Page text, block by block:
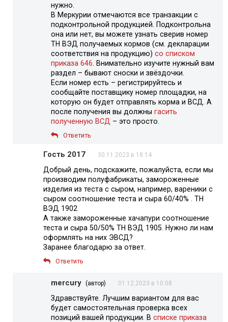
нужно.
В Меркурии отмечаются все транзакции с
подконтрольной продукцией. Подконтрольна
она или нет, вы можете узнать сверив номер
ТН ВЭД получаемых кормов (см. декларации
соответствия на продукцию) со списком
приказа 646 . Внимательно изучите нужный вам
раздел – бывают сноски и звёздочки.
Если номер есть – регистрируйтесь и
сообщайте поставщику номер площадки, на
которую он будет отправлять корма и ВСД. А
после получения вы должны гасить
полученную ВСД – это просто.
Ответить
Гость 2017 30.11.2023 в 18:14
Добрый день, подскажите, пожалуйста, если мы
производим полуфабрикаты, замороженные
изделия из теста с сыром, например, вареники с
сыром соотношение теста и сыра 60/40% . ТН
ВЭД 1902
А также замороженные хачапури соотношение
теста и сыра 50/50% ТН ВЭД 1905. Нужно ли нам
оформлять на них ЭВСД?
Заранее благодарю за ответ.
Ответить
mercury (автор) 01.12.2023 в 10:08
Здравствуйте. Лучшим вариантом для вас
будет самостоятельная проверка всех
позиций вашей продукции. В списке приказа